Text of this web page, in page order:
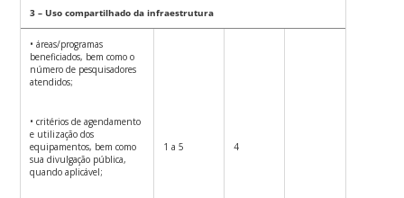
3 – Uso compartilhado da infraestrutura
• áreas/programas
beneficiados, bem como o
número de pesquisadores
atendidos;
• critérios de agendamento
e utilização dos
equipamentos, bem como
sua divulgação pública,
quando aplicável;
1 a 5 4